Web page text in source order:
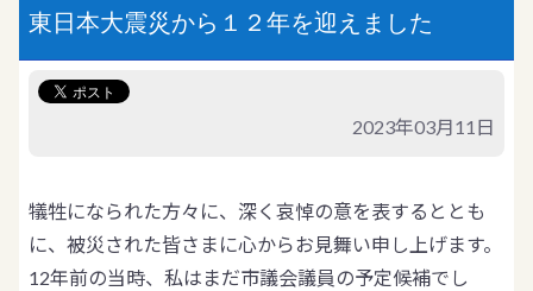
東日本大震災から１２年を迎えました
2023年03月11日
犠牲になられた方々に、深く哀悼の意を表するととも
に、被災された皆さまに心からお見舞い申し上げます。
12年前の当時、私はまだ市議会議員の予定候補でし